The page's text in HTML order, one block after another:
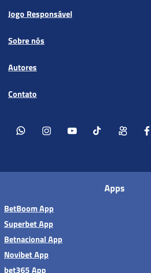
Jogo Responsável
Sobre nós
Autores
Contato
Apps
BetBoom App
Superbet App
Betnacional App
Novibet App
bet365 App